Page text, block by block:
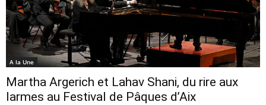
A la Une
Martha Argerich et Lahav Shani, du rire aux
larmes au Festival de Pâques d’Aix